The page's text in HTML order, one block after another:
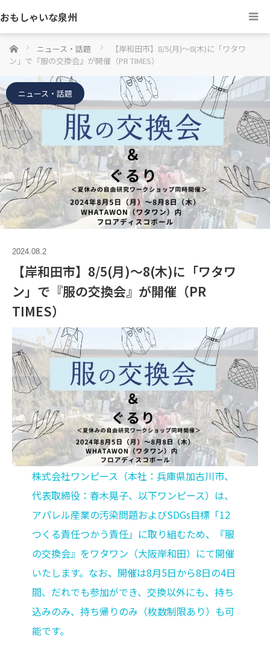
おもしゃいな泉州
ホーム ニュース・話題
【岸和田市】8/5(月)～8(木)に「ワタワ
ン」で『服の交換会』が開催（PR TIMES）
ニュース・話題
2024.08.2
【岸和田市】8/5(月)～8(木)に「ワタワ
ン」で『服の交換会』が開催（PR
TIMES）
株式会社ワンピース（本社：兵庫県加古川市、
代表取締役：春木晃子、以下ワンピース）は、
アパレル産業の汚染問題およびSDGs目標「12
つくる責任つかう責任」に取り組むため、『服
の交換会』をワタワン（大阪岸和田）にて開催
いたします。なお、開催は8月5日から8日の4日
間、だれでも参加ができ、交換以外にも、持ち
込みのみ、持ち帰りのみ（枚数制限あり）も可
能です。